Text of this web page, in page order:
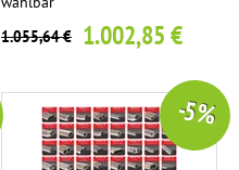
1.055,64 € 1.002,85 €
-5 %